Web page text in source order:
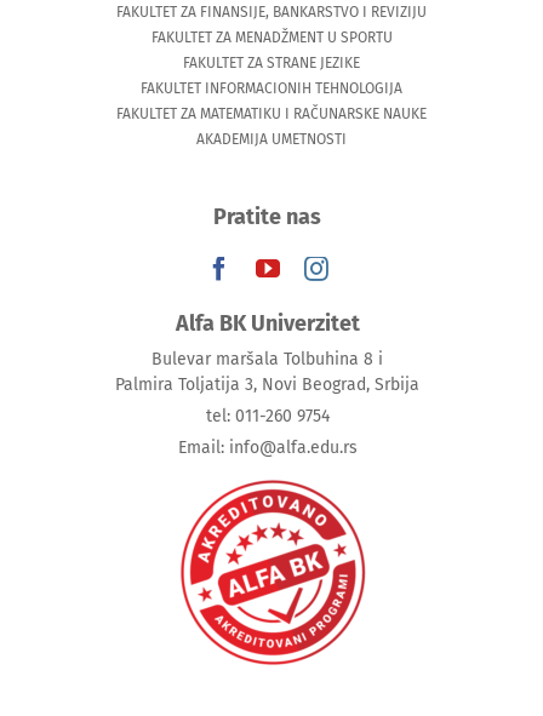
FAKULTET ZA FINANSIJE, BANKARSTVO I REVIZIJU
FAKULTET ZA MENADŽMENT U SPORTU
FAKULTET ZA STRANE JEZIKE
FAKULTET INFORMACIONIH TEHNOLOGIJA
FAKULTET ZA MATEMATIKU I RAČUNARSKE NAUKE
AKADEMIJA UMETNOSTI
Pratite nas
Alfa BK Univerzitet
Bulevar maršala Tolbuhina 8 i
Palmira Toljatija 3, Novi Beograd, Srbija
tel: 011-260 9754
Email: info@alfa.edu.rs